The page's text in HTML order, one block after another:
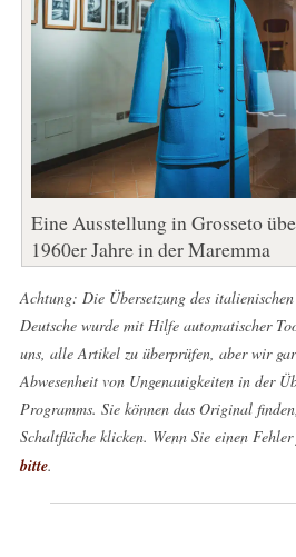
Eine Ausstellung in Grosseto
1960er Jahre in der Maremma
Achtung: Die Übersetzung des
Deutsche wurde mit Hilfe automatischer
uns, alle Artikel zu überprüfen, aber wir
Abwesenheit von Ungenauigkeiten in der
Programms. Sie können das Original
Schaltfläche klicken. Wenn Sie einen Fehler
bitte.